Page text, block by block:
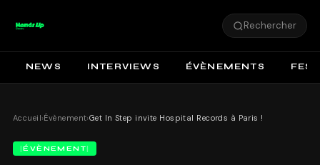
Rechercher
NEWS INTERVIEWS ÉVÈNEMENTS
Accueil›Évènement›Get In Step invite Hospital Records à Paris !
ÉVÈNEMENT